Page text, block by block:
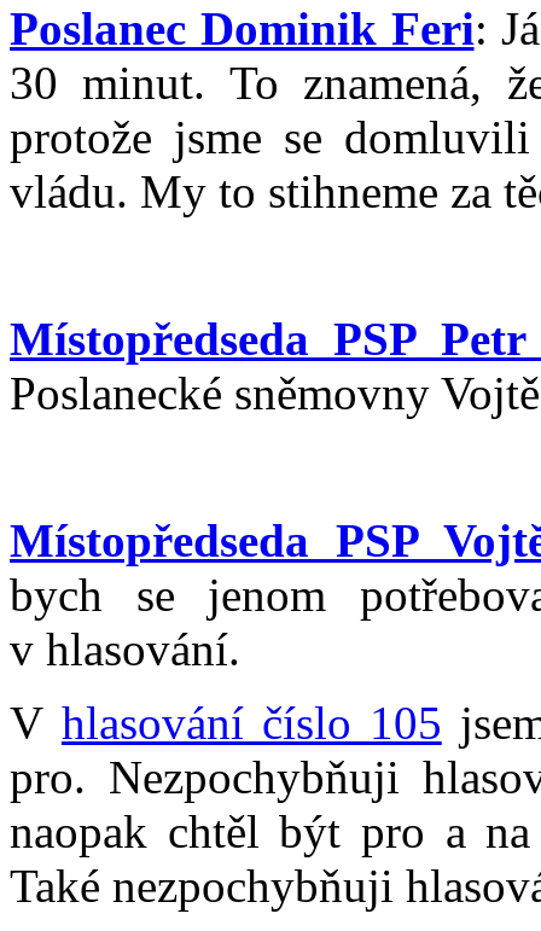
Poslanec Dominik Feri:
30 minut. To znamená,
protože jsme se
vládu. My to stihneme za
Místopředseda PSP
Poslanecké sněmovny
Místopředseda PSP
bych se jenom
v hlasování.
V hlasování číslo 105
pro. Nezpochybňuji
naopak chtěl být pro a
Také nezpochybňuji